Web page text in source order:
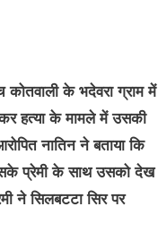
कोतवाली के भदेवरा ग्राम में
हत्या के मामले में उसकी
नातिन ने बताया कि
प्रेमी के साथ उसको देख
ने सिलबटटा सिर पर